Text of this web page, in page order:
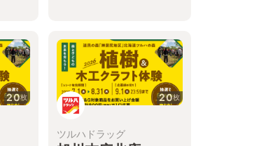
20枚 20枚
ツルハドラッグ